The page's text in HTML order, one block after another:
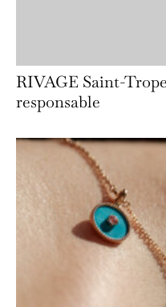
RIVAGE Saint-
responsable